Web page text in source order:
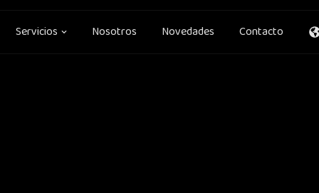
Soluciones
Servicios Open Servicios
Nosotros Novedades Contacto